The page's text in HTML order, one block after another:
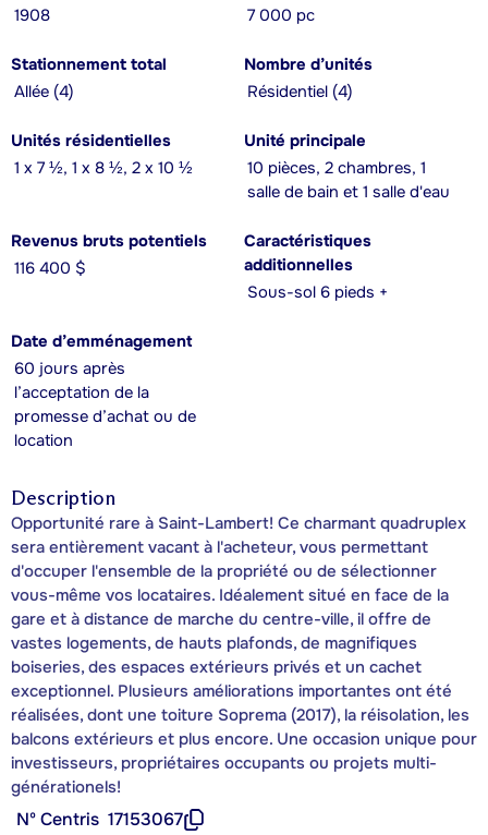
1908
7 000 pc
Stationnement total
Allée (4)
Nombre d’unités
Résidentiel (4)
Unités résidentielles
1 x 7 ½, 1 x 8 ½, 2 x 10 ½
Unité principale
10 pièces, 2 chambres, 1
salle de bain et 1 salle d'eau
Revenus bruts potentiels
116 400 $
Caractéristiques
additionnelles
Sous-sol 6 pieds +
Date d’emménagement
60 jours après
l’acceptation de la
promesse d’achat ou de
location
Description
Opportunité rare à Saint-Lambert! Ce charmant quadruplex
sera entièrement vacant à l'acheteur, vous permettant
d'occuper l'ensemble de la propriété ou de sélectionner
vous-même vos locataires. Idéalement situé en face de la
gare et à distance de marche du centre-ville, il offre de
vastes logements, de hauts plafonds, de magnifiques
boiseries, des espaces extérieurs privés et un cachet
exceptionnel. Plusieurs améliorations importantes ont été
réalisées, dont une toiture Soprema (2017), la réisolation, les
balcons extérieurs et plus encore. Une occasion unique pour
investisseurs, propriétaires occupants ou projets multi-
générationels!
Nº Centris 17153067